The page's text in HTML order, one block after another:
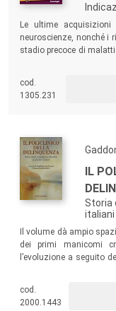
Le ultime
neuroscienze, nonché
stadio precoce di
mentale si declinano
pazienti a ri-
principale dei sistemi
cod.
1305.231
IL
Storia
italiani
Il volume dà ampio
dei primi manicomi
l’evoluzione a seguito
legge Giolitti al Codice
giuridiche oltre che per
radicale cambiamento,
cod.
2000.1443